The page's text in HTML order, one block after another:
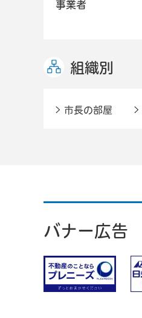
事業者
組織別
市長の部屋
バナー広告